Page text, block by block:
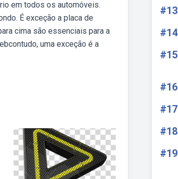
em todos os automóveis.
É exceção a placa de
cima são essenciais para a
uma exceção é a
#13
#14
#15
#16
#17
#18
#19